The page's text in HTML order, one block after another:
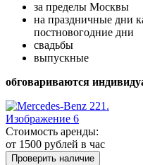
за пределы Москвы
на праздничные дни
постновогодние дни
свадьбы
выпускные
обговариваются
Стоимость аренды:
от 1500 рублей в час
Проверить наличие